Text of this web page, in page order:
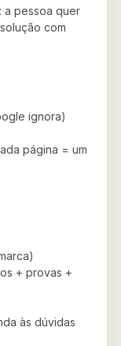
a pessoa quer
com
ignora)
página = um
+ provas +
às dúvidas